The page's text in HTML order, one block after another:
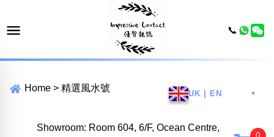
Home > 精選風水號
UK | EN ▼
Showroom: Room 604, 6/F, Ocean Centre,
📞